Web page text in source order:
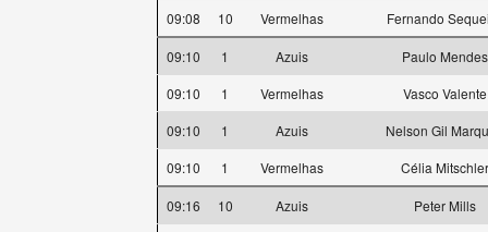
09:08
10 Vermelhas Fernando
09:10 1 Azuis
Paulo Mendes
09:10
1 Vermelhas
Vasco Valente
09:10
1 Azuis
Nelson Gil
09:10
1 Vermelhas Célia Mitschler
09:16 10 Azuis
Peter Mills